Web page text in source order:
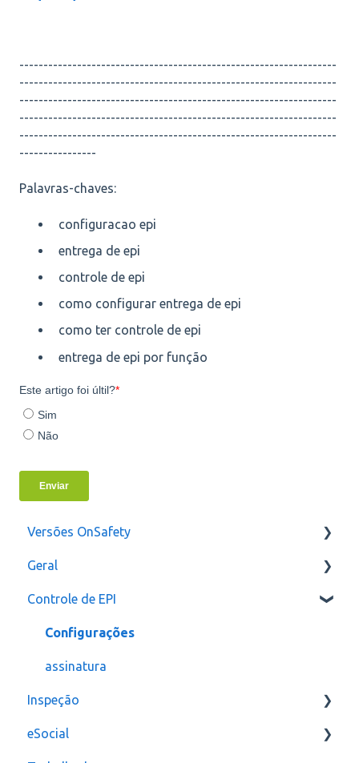
------------------------------------------------------------------
------------------------------------------------------------------
------------------------------------------------------------------
------------------------------------------------------------------
------------------------------------------------------------------
----------------
Palavras-chaves:
configuracao epi
entrega de epi
controle de epi
como configurar entrega de epi
como ter controle de epi
entrega de epi por função
Versões OnSafety
Última Versão
Versões anteriores
Geral
Usuários
Controle de EPI
Configurações
assinatura
Inspeção
Relatórios e Indicadores
eSocial